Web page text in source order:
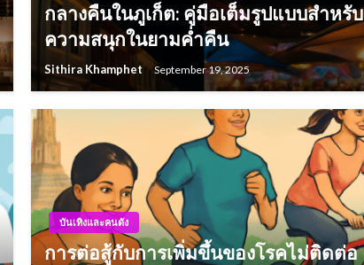
กลางคืนในภูเก็ต: คู่มือเต็มรูปแบบสำหรับ
ความสนุกในยามค่ำคืน
Sithira Khamphet September 19, 2025
บันเทิงและคนดัง
การต่อสู้กับการเพิ่มขึ้นของโรคไม่ติดต่อ